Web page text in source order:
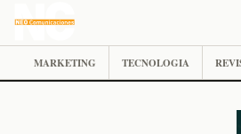
MARKETING TECNOLOGIA